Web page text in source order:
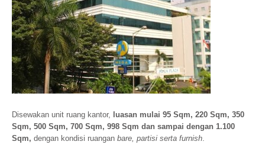
Disewakan unit ruang kantor, luasan mulai 95 Sqm, 220 Sqm, 350
Sqm, 500 Sqm, 700 Sqm, 998 Sqm dan sampai dengan 1.100
Sqm, dengan kondisi ruangan bare, partisi serta furnish.